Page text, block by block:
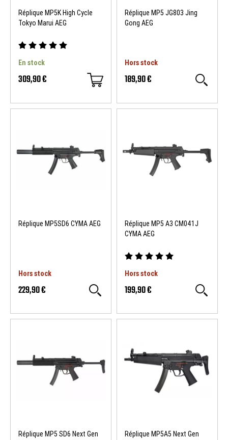
Réplique MP5K High Cycle
Tokyo Marui AEG
En stock
309,90 €
Réplique MP5 JG803 Jing
Gong AEG
Hors stock
189,90 €
Réplique MP5SD6 CYMA AEG
Hors stock
229,90 €
Réplique MP5 A3 CM041J
CYMA AEG
Hors stock
199,90 €
Réplique MP5 SD6 Next Gen Réplique MP5A5 Next Gen